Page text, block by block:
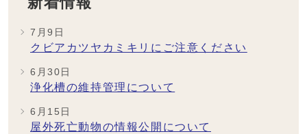
7月9日
クビアカツヤカミキリにご注意ください
6月30日
浄化槽の維持管理について
6月15日
屋外死亡動物の情報公開について